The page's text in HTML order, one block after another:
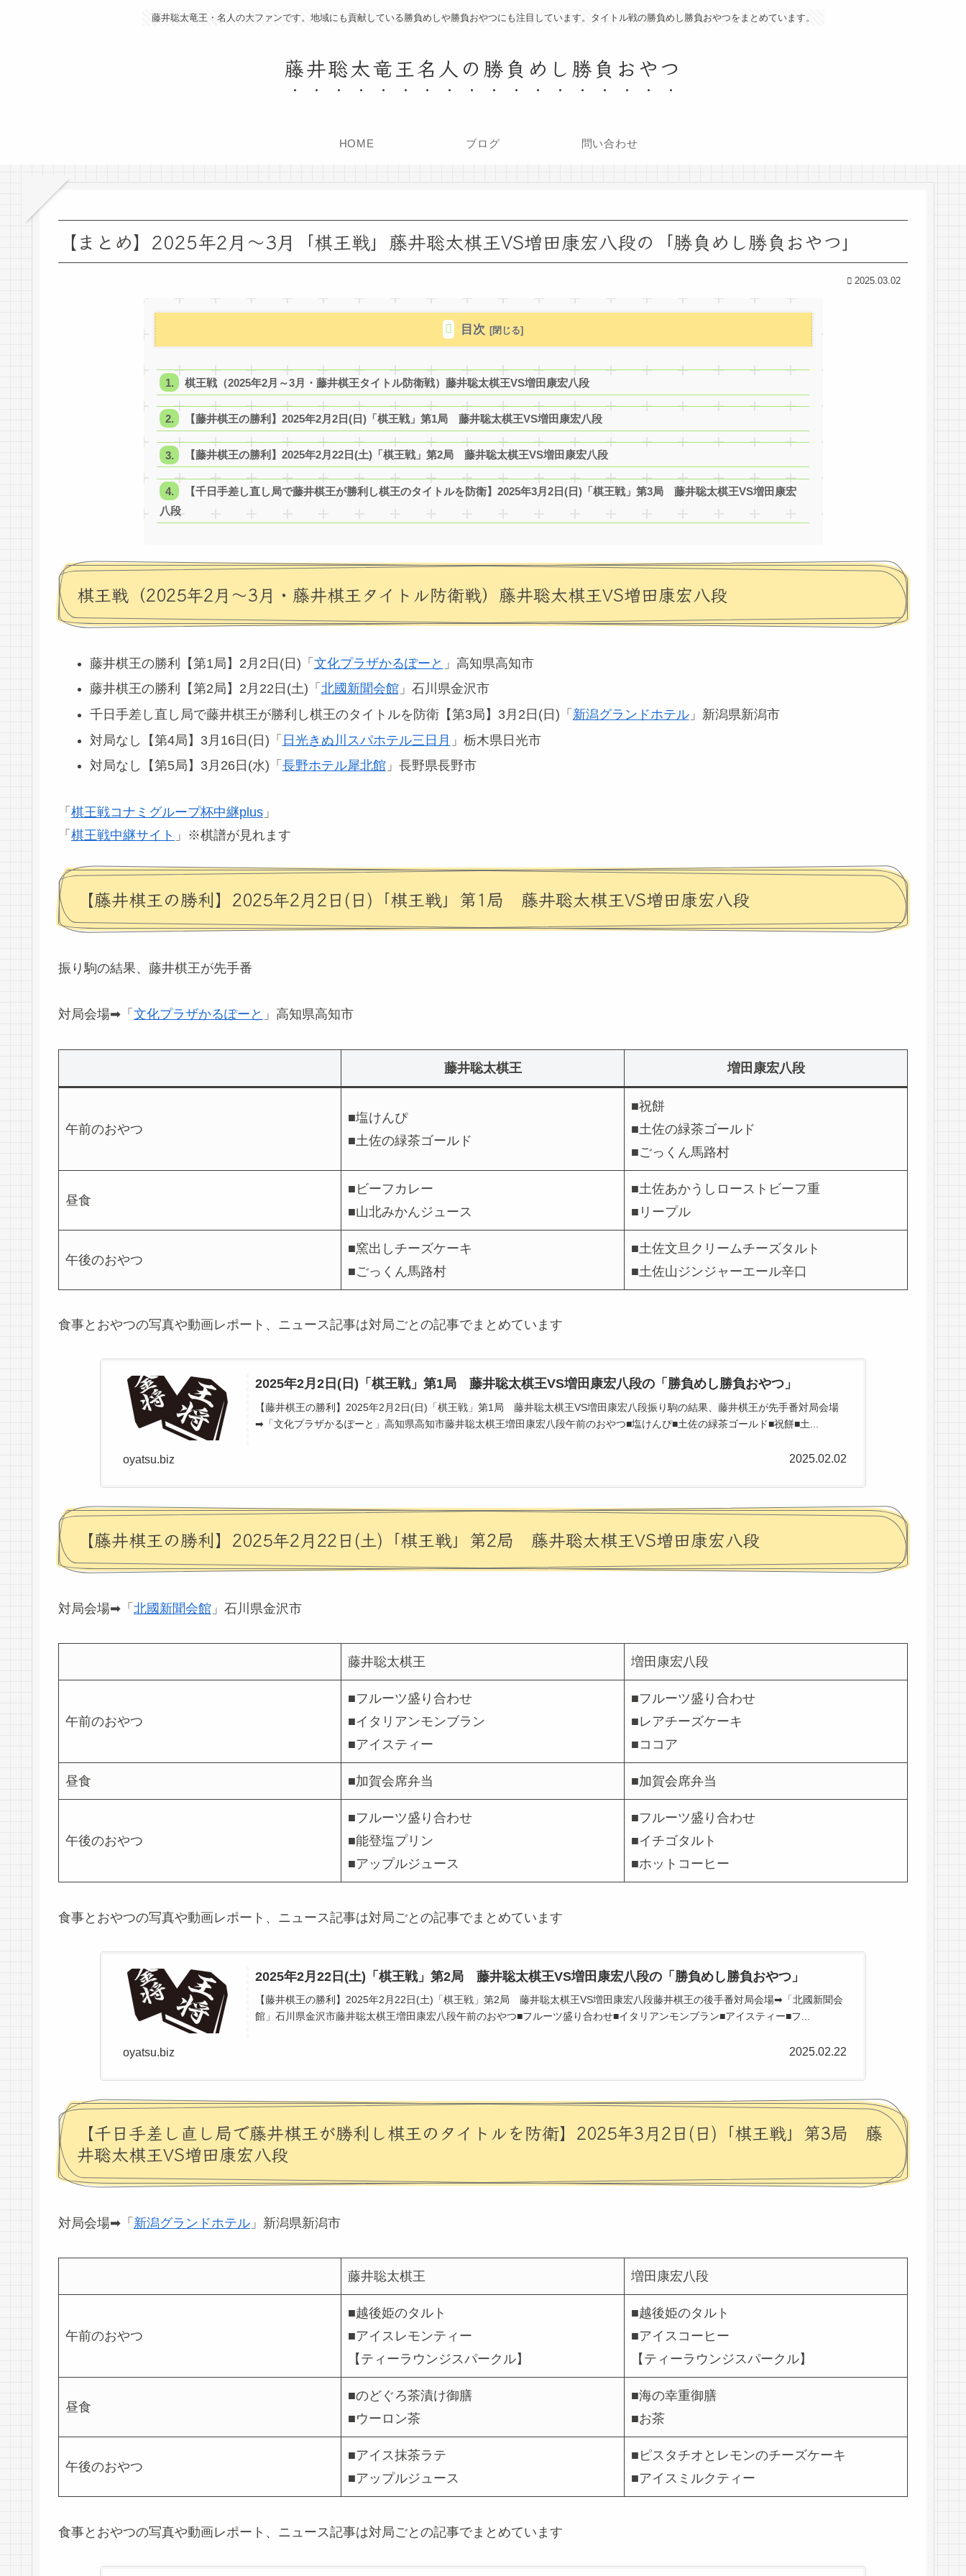
藤井聡太竜王・名人の大ファンです。地域にも貢献している勝負めしや勝負おやつにも注目しています。タイトル戦の勝負めし勝負おやつをまとめています。
藤井聡太竜王名人の勝負めし勝負おやつ
HOME ブログ 問い合わせ
【まとめ】2025年2月～3月「棋王戦」藤井聡太棋王VS増田康宏八段の「勝負めし勝負おやつ」
2025.03.02
目次
棋王戦（2025年2月～3月・藤井棋王タイトル防衛戦）藤井聡太棋王VS増田康宏八段
【藤井棋王の勝利】2025年2月2日(日)「棋王戦」第1局 藤井聡太棋王VS増田康宏八段
【藤井棋王の勝利】2025年2月22日(土)「棋王戦」第2局 藤井聡太棋王VS増田康宏八段
【千日手差し直し局で藤井棋王が勝利し棋王のタイトルを防衛】2025年3月2日(日)「棋王戦」第3局 藤井聡太棋王VS増田康宏
八段
棋王戦（2025年2月～3月・藤井棋王タイトル防衛戦）藤井聡太棋王VS増田康宏八段
藤井棋王の勝利【第1局】2月2日(日)「 文化プラザかるぽーと 」高知県高知市
藤井棋王の勝利【第2局】2月22日(土)「 北國新聞会館」石川県金沢市
千日手差し直し局で藤井棋王が勝利し棋王のタイトルを防衛【第3局】3月2日(日)「 新潟グランドホテル」新潟県新潟市
対局なし【第4局】3月16日(日)「 日光きぬ川スパホテル三日月 」栃木県日光市
対局なし【第5局】3月26日(水)「 長野ホテル犀北館」長野県長野市
「 棋王戦コナミグループ杯中継plus 」
「 棋王戦中継サイト 」※棋譜が見れます
【藤井棋王の勝利】2025年2月2日(日)「棋王戦」第1局 藤井聡太棋王VS増田康宏八段
振り駒の結果、藤井棋王が先手番
対局会場➡「 文化プラザかるぽーと 」高知県高知市
藤井聡太棋王 増田康宏八段
午前のおやつ
■塩けんぴ
■土佐の緑茶ゴールド
■祝餅
■土佐の緑茶ゴールド
■ごっくん馬路村
昼食
■ビーフカレー
■山北みかんジュース
■土佐あかうしローストビーフ重
■リープル
午後のおやつ
■窯出しチーズケーキ
■ごっくん馬路村
■土佐文旦クリームチーズタルト
■土佐山ジンジャーエール辛口
食事とおやつの写真や動画レポート、ニュース記事は対局ごとの記事でまとめています
2025年2月2日(日)「棋王戦」第1局 藤井聡太棋王VS増田康宏八段の「勝負めし勝負おやつ」
【藤井棋王の勝利】2025年2月2日(日)「棋王戦」第1局 藤井聡太棋王VS増田康宏八段振り駒の結果、藤井棋王が先手番対局会場
➡「文化プラザかるぽーと」高知県高知市藤井聡太棋王増田康宏八段午前のおやつ■塩けんぴ■土佐の緑茶ゴールド■祝餅■土...
oyatsu.biz 2025.02.02
【藤井棋王の勝利】2025年2月22日(土)「棋王戦」第2局 藤井聡太棋王VS増田康宏八段
対局会場➡「 北國新聞会館 」石川県金沢市
藤井聡太棋王 増田康宏八段
午前のおやつ
■フルーツ盛り合わせ
■イタリアンモンブラン
■アイスティー
■フルーツ盛り合わせ
■レアチーズケーキ
■ココア
昼食 ■加賀会席弁当 ■加賀会席弁当
午後のおやつ
■フルーツ盛り合わせ
■能登塩プリン
■アップルジュース
■フルーツ盛り合わせ
■イチゴタルト
■ホットコーヒー
食事とおやつの写真や動画レポート、ニュース記事は対局ごとの記事でまとめています
2025年2月22日(土)「棋王戦」第2局 藤井聡太棋王VS増田康宏八段の「勝負めし勝負おやつ」
【藤井棋王の勝利】2025年2月22日(土)「棋王戦」第2局 藤井聡太棋王VS増田康宏八段藤井棋王の後手番対局会場➡「北國新聞会
館」石川県金沢市藤井聡太棋王増田康宏八段午前のおやつ■フルーツ盛り合わせ■イタリアンモンブラン■アイスティー■フ...
oyatsu.biz 2025.02.22
【千日手差し直し局で藤井棋王が勝利し棋王のタイトルを防衛】2025年3月2日(日)「棋王戦」第3局 藤
井聡太棋王VS増田康宏八段
対局会場➡「 新潟グランドホテル 」新潟県新潟市
藤井聡太棋王 増田康宏八段
午前のおやつ
■越後姫のタルト
■アイスレモンティー
【ティーラウンジスパークル】
■越後姫のタルト
■アイスコーヒー
【ティーラウンジスパークル】
昼食
■のどぐろ茶漬け御膳
■ウーロン茶
■海の幸重御膳
■お茶
午後のおやつ
■アイス抹茶ラテ
■アップルジュース
■ピスタチオとレモンのチーズケーキ
■アイスミルクティー
食事とおやつの写真や動画レポート、ニュース記事は対局ごとの記事でまとめています